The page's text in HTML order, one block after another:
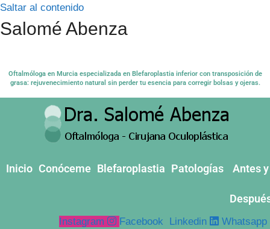
Saltar al contenido
Salomé Abenza
Oftalmóloga en Murcia especializada en Blefaroplastia inferior con transposición de
grasa: rejuvenecimiento natural sin perder tu esencia para corregir bolsas y ojeras.
Inicio Conóceme Blefaroplastia Patologías Antes y
Instagram Facebook Linkedin Whatsapp